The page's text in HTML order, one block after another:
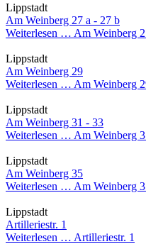
Lippstadt
Am Weinberg 27 a - 27 b
Weiterlesen … Am Weinberg
Lippstadt
Am Weinberg 29
Weiterlesen … Am Weinberg
Lippstadt
Am Weinberg 31 - 33
Weiterlesen … Am Weinberg
Lippstadt
Am Weinberg 35
Weiterlesen … Am Weinberg
Lippstadt
Artilleriestr. 1
Weiterlesen … Artilleriestr. 1